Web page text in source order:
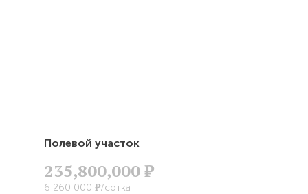
Полевой участок
235,800,000Р
6 260 000 Р/сотка